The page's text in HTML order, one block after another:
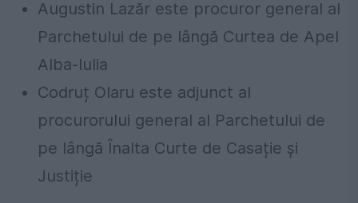
Augustin Lazăr este procuror general al
Parchetului de pe lângă Curtea de Apel
Alba-Iulia
Codruț Olaru este adjunct al
procurorului general al Parchetului de
pe lângă Înalta Curte de Casație și
Justiție